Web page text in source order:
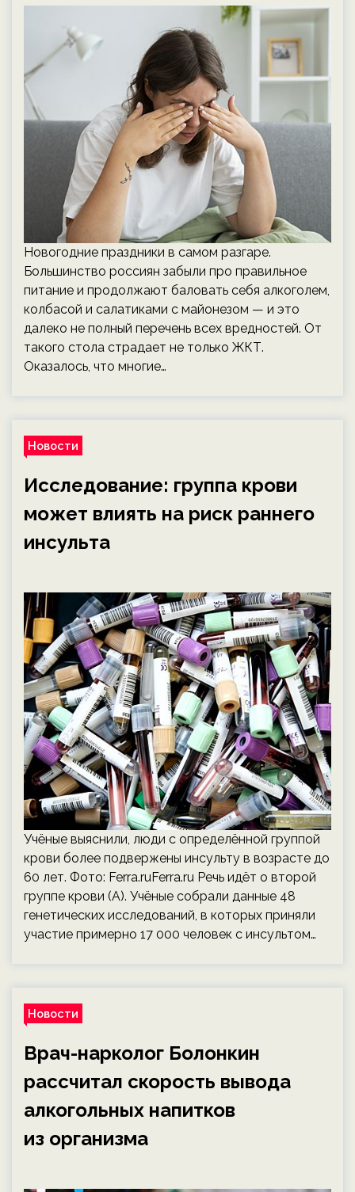
Новогодние праздники в самом разгаре.
Большинство россиян забыли про правильное
питание и продолжают баловать себя алкоголем,
колбасой и салатиками с майонезом — и это
далеко не полный перечень всех вредностей. От
такого стола страдает не только ЖКТ.
Оказалось, что многие…
Новости
Исследование: группа крови
может влиять на риск раннего
инсульта
Учёные выяснили, люди с определённой группой
крови более подвержены инсульту в возрасте до
60 лет. Фото: Ferra.ruFerra.ru Речь идёт о второй
группе крови (A). Учёные собрали данные 48
генетических исследований, в которых приняли
участие примерно 17 000 человек с инсультом…
Новости
Врач-нарколог Болонкин
рассчитал скорость вывода
алкогольных напитков
из организма